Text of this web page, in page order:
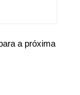
a próxima